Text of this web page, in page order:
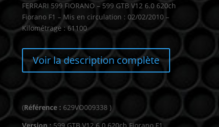
FERRARI 599 FIORANO – 599 GTB V12 6.0 620ch
Fiorano F1 – Mis en circulation : 02/02/2010 –
Kilométrage : 61100
Voir la description complète
(Référence : 629VO009338 )